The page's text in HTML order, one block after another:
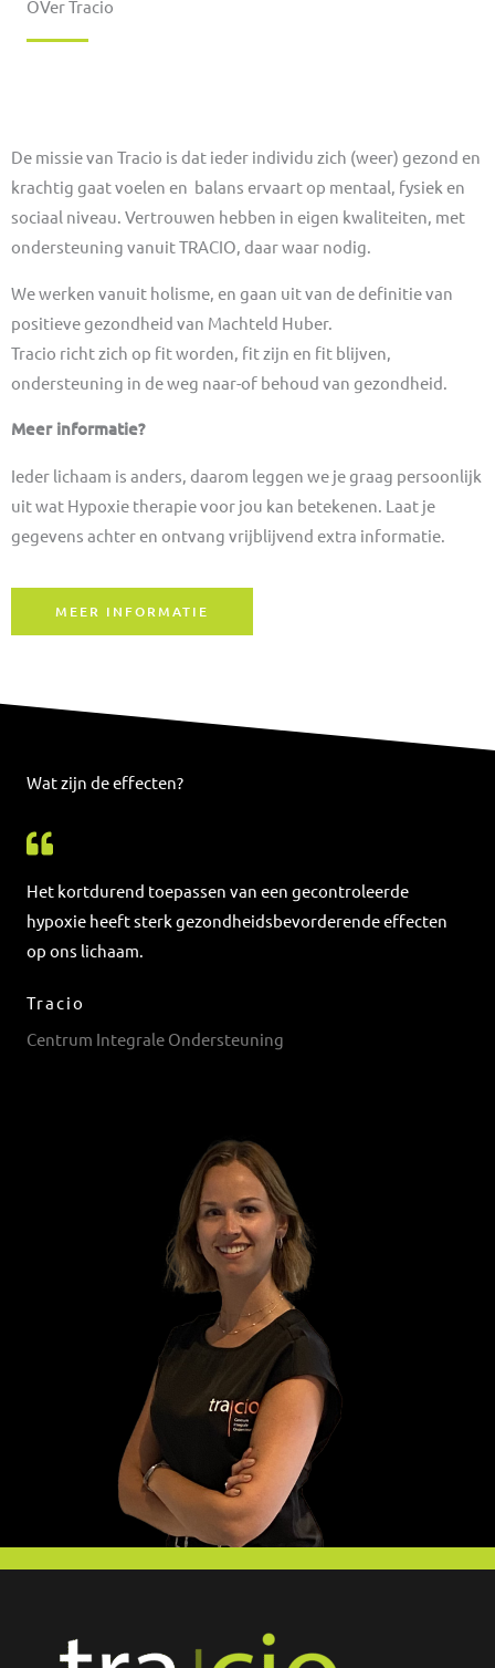
OVer Tracio
De missie van Tracio is dat ieder individu zich (weer) gezond en
krachtig gaat voelen en balans ervaart op mentaal, fysiek en
sociaal niveau. Vertrouwen hebben in eigen kwaliteiten, met
ondersteuning vanuit TRACIO, daar waar nodig.
We werken vanuit holisme, en gaan uit van de definitie van
positieve gezondheid van Machteld Huber.
Tracio richt zich op fit worden, fit zijn en fit blijven,
ondersteuning in de weg naar-of behoud van gezondheid.
Meer informatie?
Ieder lichaam is anders, daarom leggen we je graag persoonlijk
uit wat Hypoxie therapie voor jou kan betekenen. Laat je
gegevens achter en ontvang vrijblijvend extra informatie.
MEER INFORMATIE
Wat zijn de effecten?
Het kortdurend toepassen van een gecontroleerde
hypoxie heeft sterk gezondheidsbevorderende effecten
op ons lichaam.
Tracio
Centrum Integrale Ondersteuning